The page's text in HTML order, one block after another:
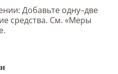
Добавьте одну–две
средства. См. «Меры